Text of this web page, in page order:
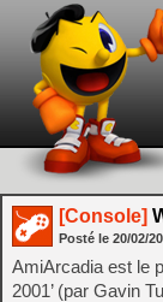
[Console]
Posté le 20/02/
AmiArcadia est le
2001’ (par Gavin